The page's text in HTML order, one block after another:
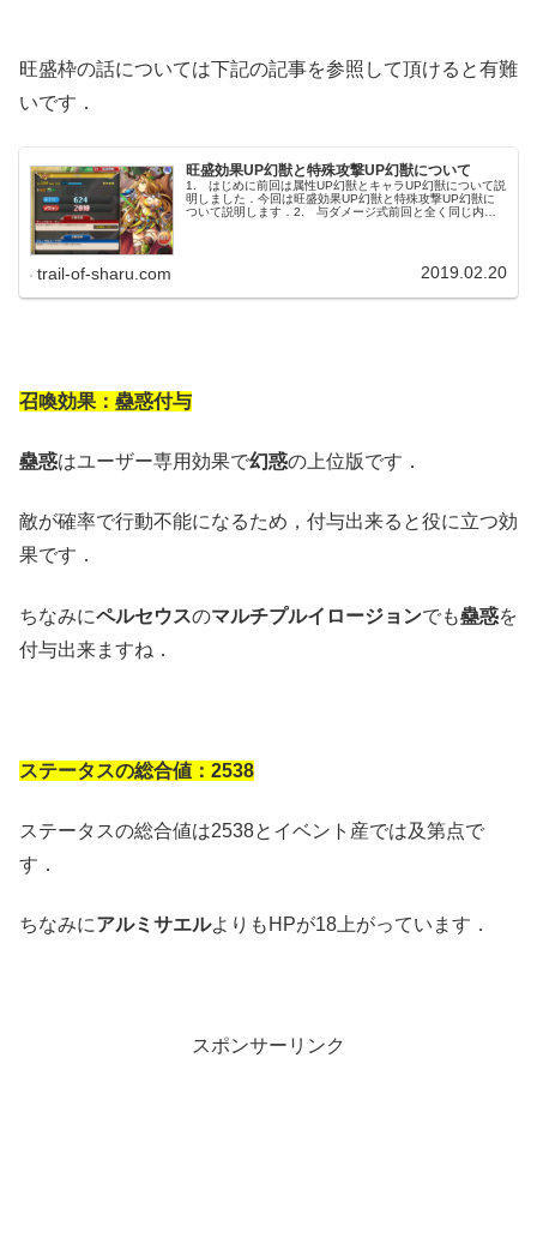
旺盛枠の話については下記の記事を参照して頂けると有難
いです．
旺盛効果UP幻獣と特殊攻撃UP幻獣について
1. はじめに前回は属性UP幻獣とキャラUP幻獣について説
明しました．今回は旺盛効果UP幻獣と特殊攻撃UP幻獣に
ついて説明します．2. 与ダメージ式前回と全く同じ内容
trail-of-sharu.com 2019.02.20
召喚効果：蠱惑付与
蠱惑はユーザー専用効果で幻惑の上位版です．
敵が確率で行動不能になるため，付与出来ると役に立つ効
果です．
ちなみにペルセウスのマルチプルイロージョンでも蠱惑を
付与出来ますね．
ステータスの総合値：2538
ステータスの総合値は2538とイベント産では及第点で
す．
ちなみにアルミサエルよりもHPが18上がっています．
スポンサーリンク